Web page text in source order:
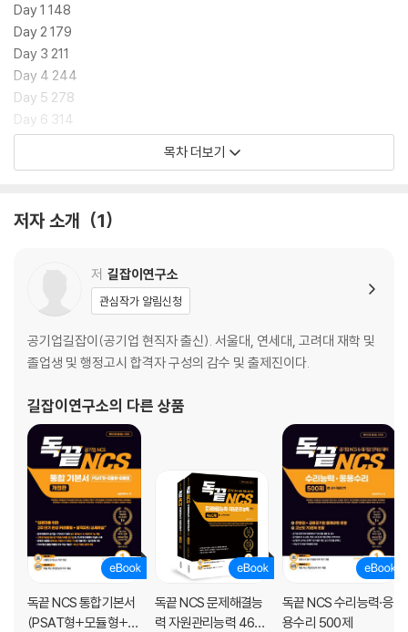
Day 1 148
Day 2 179
Day 3 211
Day 4 244
Day 5 278
Day 6 314
Day 7 348
Day 9 406
Day 13 541
Day 14 573
목차 더보기
저자 소개 1
저 길잡이연구소
관심작가 알림신청
공기업길잡이(공기업 현직자 출신). 서울대, 연세대, 고려대 재학 및
졸업생 및 행정고시 합격자 구성의 감수 및 출제진이다.
길잡이연구소의 다른 상품
독끝 NCS 통합기본서
(PSAT형+모듈형+피
독끝 NCS 문제해결능
력 자원관리능력 460
독끝 NCS 수리능력·응
용수리 500제